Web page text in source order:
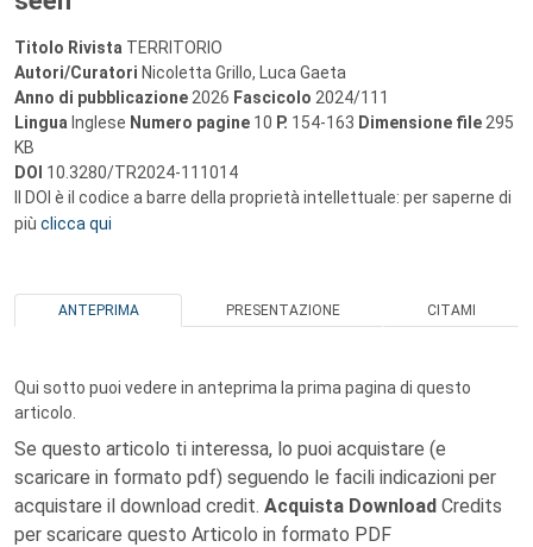
Titolo Rivista TERRITORIO
Autori/Curatori Nicoletta Grillo, Luca Gaeta
Anno di pubblicazione 2026 Fascicolo 2024/111
Lingua Inglese Numero pagine 10 P. 154-163 Dimensione file 295
KB
DOI 10.3280/TR2024-111014
Il DOI è il codice a barre della proprietà intellettuale: per saperne di
più clicca qui
ANTEPRIMA PRESENTAZIONE CITAMI
Qui sotto puoi vedere in anteprima la prima pagina di questo
articolo.
Se questo articolo ti interessa, lo puoi acquistare (e
scaricare in formato pdf) seguendo le facili indicazioni per
acquistare il download credit. Acquista Download Credits
per scaricare questo Articolo in formato PDF